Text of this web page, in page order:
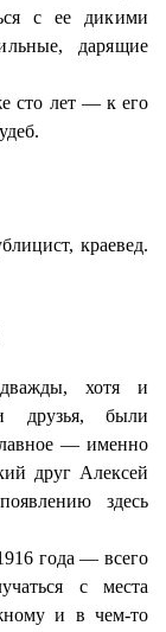
с ее дикими
дарящие
сто лет — к его
краевед.
хотя и
друзья, были
— именно
друг Алексей
здесь
года — всего
с места
и в чем-то